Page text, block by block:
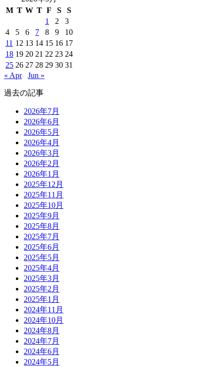
M T W T F S
S
1
2
3
4
5 6 7 8 9
10
11 12 13 14 15 16 17
18 19 20 21 22 23 24
25 26 27 28 29 30 31
« Apr
Jun »
過去の記事
2026年7月
2026年6月
2026年5月
2026年4月
2026年3月
2026年2月
2026年1月
2025年12月
2025年11月
2025年10月
2025年9月
2025年8月
2025年7月
2025年6月
2025年5月
2025年4月
2025年3月
2025年2月
2025年1月
2024年11月
2024年10月
2024年8月
2024年7月
2024年6月
2024年5月